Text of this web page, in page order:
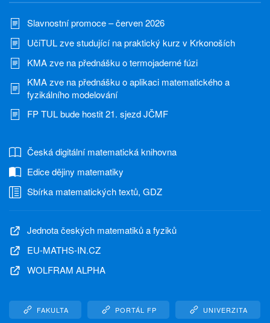
Slavnostní promoce – červen 2026
UčiTUL zve studující na praktický kurz v Krkonoších
KMA zve na přednášku o termojaderné fúzi
KMA zve na přednášku o aplikaci matematického a
fyzikálního modelování
FP TUL bude hostit 21. sjezd JČMF
Česká digitální matematická knihovna
Edice dějiny matematiky
Sbírka matematických textů, GDZ
Jednota českých matematiků a fyziků
EU-MATHS-IN.CZ
WOLFRAM ALPHA
FAKULTA PORTÁL FP UNIVERZITA